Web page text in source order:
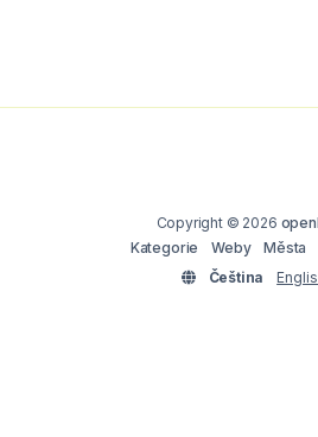
Copyright © 2026
Kategorie
Weby Města
Čeština